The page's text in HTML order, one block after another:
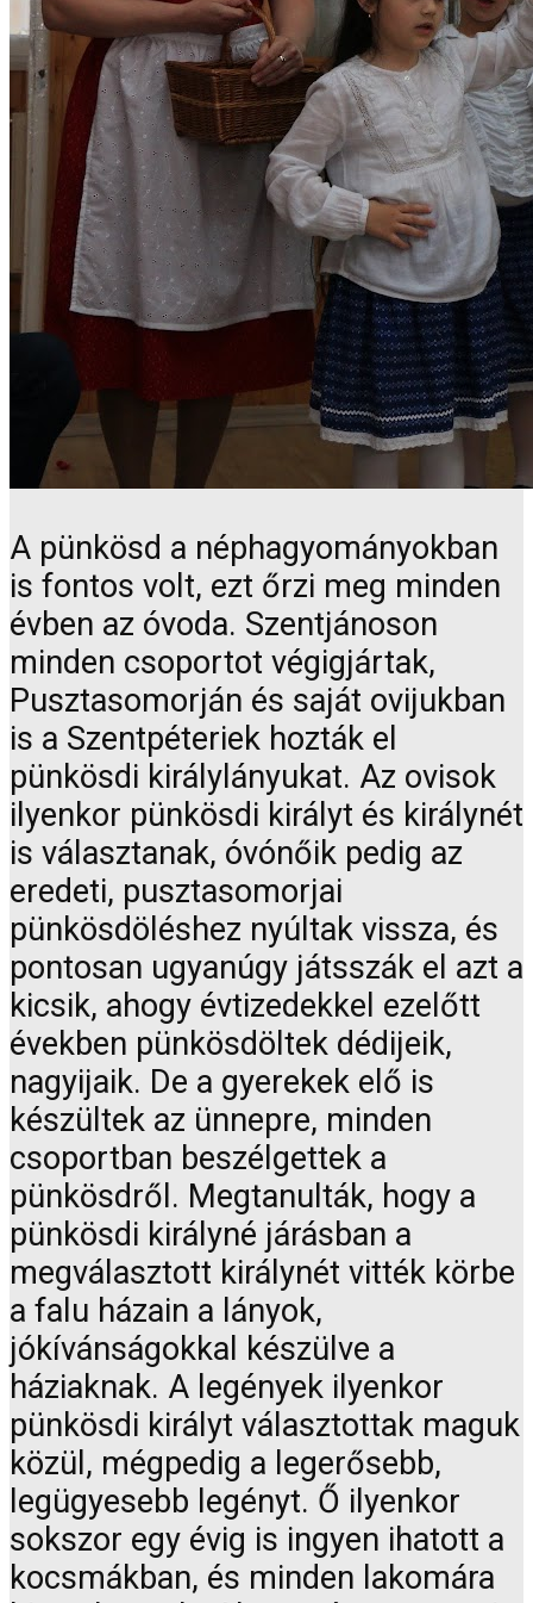
A pünkösd a néphagyományokban
is fontos volt, ezt őrzi meg minden
évben az óvoda. Szentjánoson
minden csoportot végigjártak,
Pusztasomorján és saját ovijukban
is a Szentpéteriek hozták el
pünkösdi királylányukat. Az ovisok
ilyenkor pünkösdi királyt és királynét
is választanak, óvónőik pedig az
eredeti, pusztasomorjai
pünkösdöléshez nyúltak vissza, és
pontosan ugyanúgy játsszák el azt a
kicsik, ahogy évtizedekkel ezelőtt
években pünkösdöltek dédijeik,
nagyijaik. De a gyerekek elő is
készültek az ünnepre, minden
csoportban beszélgettek a
pünkösdről. Megtanulták, hogy a
pünkösdi királyné járásban a
megválasztott királynét vitték körbe
a falu házain a lányok,
jókívánságokkal készülve a
háziaknak. A legények ilyenkor
pünkösdi királyt választottak maguk
közül, mégpedig a legerősebb,
legügyesebb legényt. Ő ilyenkor
sokszor egy évig is ingyen ihatott a
kocsmákban, és minden lakomára